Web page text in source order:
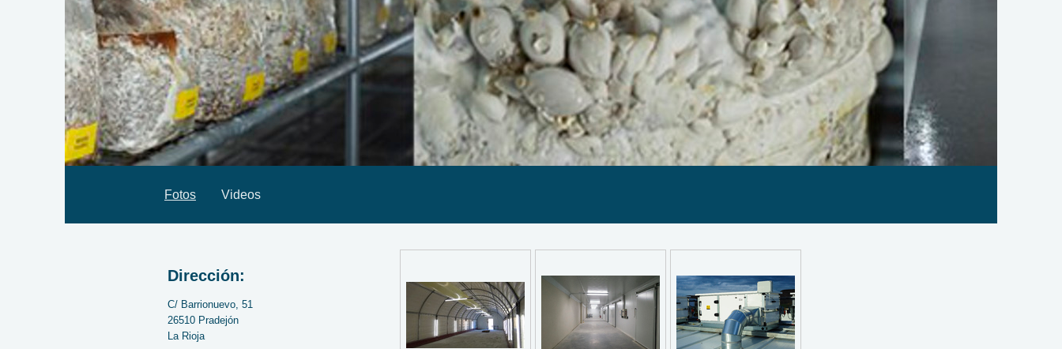
Fotos Videos
Dirección:
C/ Barrionuevo, 51
26510 Pradejón
La Rioja